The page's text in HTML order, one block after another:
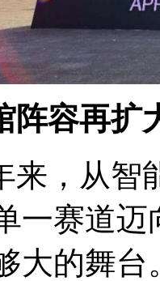
阵容再扩
来，从智
一赛道迈
大的舞台